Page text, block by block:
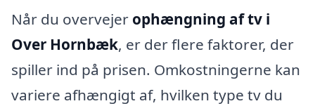
Når du overvejer ophængning af tv i
Over Hornbæk, er der flere faktorer, der
spiller ind på prisen. Omkostningerne kan
variere afhængigt af, hvilken type tv du